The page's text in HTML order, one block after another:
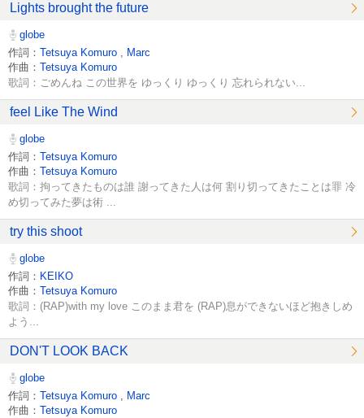
Lights brought the future
globe
作詞： Tetsuya Komuro
Marc
作曲： Tetsuya Komuro
歌詞：ごめんね この世界を ゆっくり ゆっくり 忘れられない...
feel Like The Wind
globe
作詞： Tetsuya Komuro
作曲： Tetsuya Komuro
歌詞：拘ってきたものは誰 謝ってきた人は何 割り切ってきたことは罪 冷
め切ってみた夢は術 ...
try this shoot
globe
作詞： KEIKO
作曲： Tetsuya Komuro
歌詞：(RAP)with my love このまま君を (RAP)息ができないほど抱きしめ
よう...
DON'T LOOK BACK
globe
作詞： Tetsuya Komuro
Marc
作曲： Tetsuya Komuro